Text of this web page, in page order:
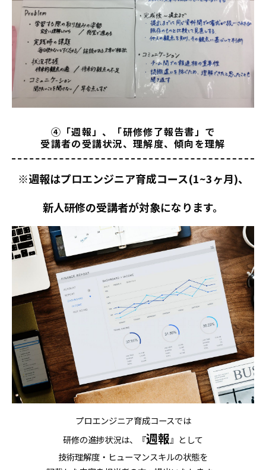
④「週報」、「研修修了報告書」で
受講者の受講状況、理解度、傾向を理解
※週報はプロエンジニア育成コース(1~3ヶ月)、
新人研修の受講者が対象になります。
プロエンジニア育成コースでは
研修の進捗状況は、『週報』として
技術理解度・ヒューマンスキルの状態を